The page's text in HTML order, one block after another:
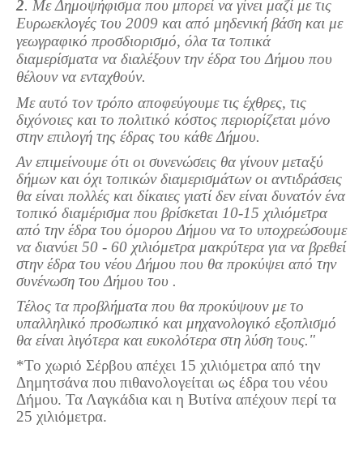
Δημοτικά Τραγούδια
Videos
Albums Φωτογραφιών
Παλιές Φωτογραφίες του 1930
Πετρόκτιστα Σπίτια - Εκκλησίες
Πανοραμικές φωτογραφίες
Σύνδεσμοι
2. Με Δημοψήφισμα που μπορεί να γίνει μαζί με τις
Ευρωεκλογές του 2009 και από μηδενική βάση και με
γεωγραφικό προσδιορισμό, όλα τα τοπικά
διαμερίσματα να διαλέξουν την έδρα του Δήμου που
θέλουν να ενταχθούν.
Με αυτό τον τρόπο αποφεύγουμε τις έχθρες, τις
διχόνοιες και το πολιτικό κόστος περιορίζεται μόνο
στην επιλογή της έδρας του κάθε Δήμου.
Αν επιμείνουμε ότι οι συνενώσεις θα γίνουν μεταξύ
δήμων και όχι τοπικών διαμερισμάτων οι αντιδράσεις
θα είναι πολλές και δίκαιες γιατί δεν είναι δυνατόν ένα
τοπικό διαμέρισμα που βρίσκεται 10-15 χιλιόμετρα
από την έδρα του όμορου Δήμου να το υποχρεώσουμε
να διανύει 50 - 60 χιλιόμετρα μακρύτερα για να βρεθεί
στην έδρα του νέου Δήμου που θα προκύψει από την
συνένωση του Δήμου του .
Τέλος τα προβλήματα που θα προκύψουν με το
υπαλληλικό προσωπικό και μηχανολογικό εξοπλισμό
θα είναι λιγότερα και ευκολότερα στη λύση τους."
*Το χωριό Σέρβου απέχει 15 χιλιόμετρα από την
Δημητσάνα που πιθανολογείται ως έδρα του νέου
Δήμου. Τα Λαγκάδια και η Βυτίνα απέχουν περί τα
25 χιλιόμετρα.